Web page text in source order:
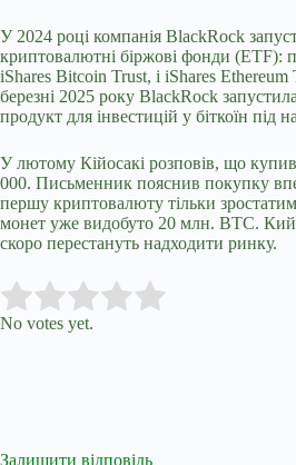
У 2024 році компанія BlackRock
криптовалютні біржові фонди (ETF):
iShares Bitcoin Trust, і iShares Ethereum
березні 2025 року BlackRock
продукт для інвестицій у біткоїн під
У лютому Кійосакі розповів, що
000. Письменник пояснив покупку
першу криптовалюту тільки
монет уже видобуто 20 млн. BTC.
скоро перестануть надходити ринку.
Rate this item:
No votes yet.
Залишити відповідь